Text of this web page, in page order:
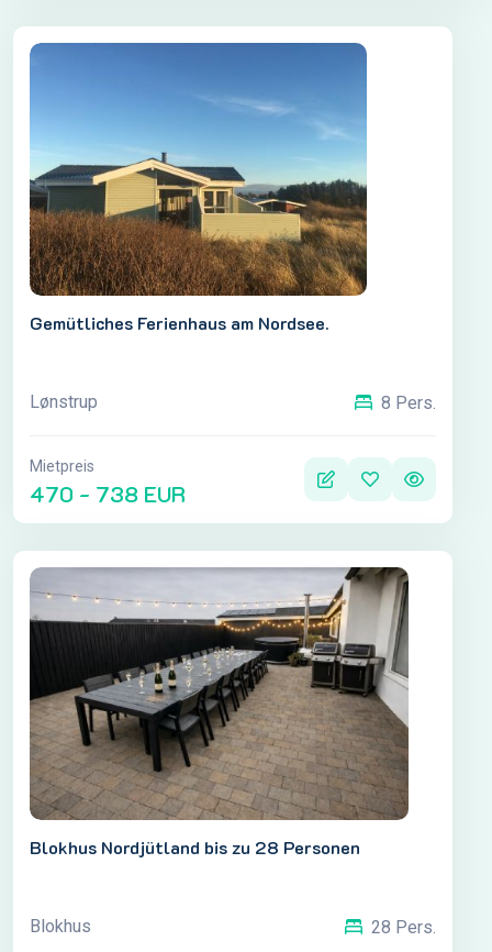
Gemütliches Ferienhaus am Nordsee.
Lønstrup 8 Pers.
Mietpreis
470 - 738 EUR
Blokhus Nordjütland bis zu 28 Personen
Blokhus 28 Pers.